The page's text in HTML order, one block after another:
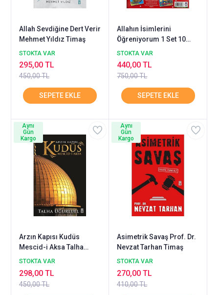
Allah Sevdiğine Dert Verir
Mehmet Yıldız Timaş
STOKTA VAR
450,00 TL
295,00 TL
Allahın İsimlerini
Öğreniyorum 1 Set 10
Kitap
STOKTA VAR
750,00 TL
440,00 TL
Arzın Kapısı Kudüs
Mescid-i Aksa Talha
Uğurluel TİMAŞ
STOKTA VAR
450,00 TL
298,00 TL
Aynı
Gün
Kargo
Asimetrik Savaş Prof. Dr.
Nevzat Tarhan Timaş
STOKTA VAR
410,00 TL
270,00 TL
Aynı
Gün
Kargo